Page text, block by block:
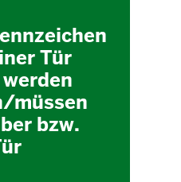
Tür
müssen
bzw.